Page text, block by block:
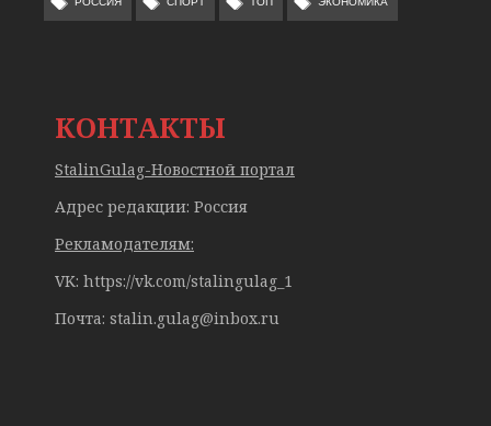
КОНТАКТЫ
StalinGulag-Новостной портал
Адрес редакции: Россия
Рекламодателям:
VK: https://vk.com/stalingulag_1
Почта: stalin.gulag@inbox.ru